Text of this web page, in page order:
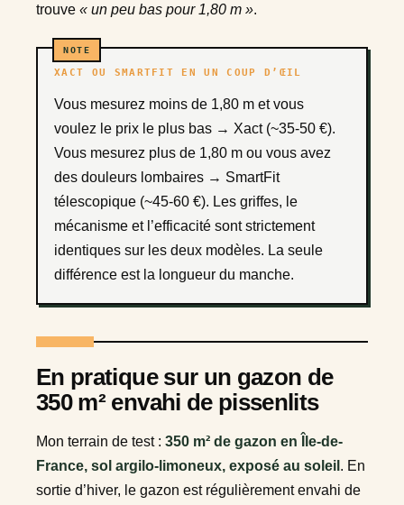
trouve « un peu bas pour 1,80 m ».
XACT OU SMARTFIT EN UN COUP D’ŒIL
Vous mesurez moins de 1,80 m et vous
voulez le prix le plus bas → Xact (~35-50 €).
Vous mesurez plus de 1,80 m ou vous avez
des douleurs lombaires → SmartFit
télescopique (~45-60 €). Les griffes, le
mécanisme et l’efficacité sont strictement
identiques sur les deux modèles. La seule
différence est la longueur du manche.
En pratique sur un gazon de
350 m² envahi de pissenlits
Mon terrain de test : 350 m² de gazon en Île-de-
France, sol argilo-limoneux, exposé au soleil . En
sortie d’hiver, le gazon est régulièrement envahi de